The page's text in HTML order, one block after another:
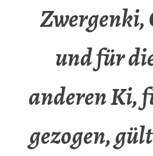
Zwergenki,
und für
anderen Ki,
gezogen,